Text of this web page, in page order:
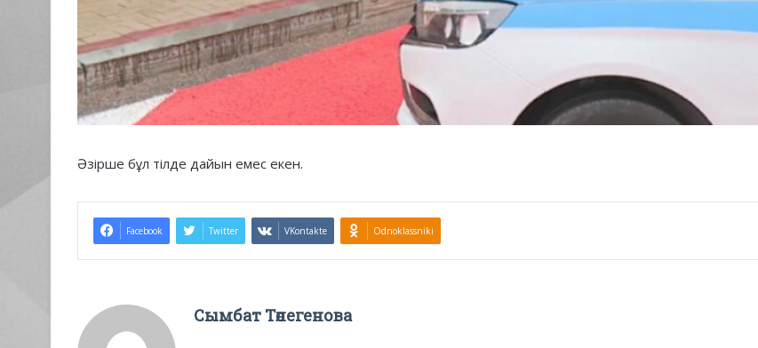
Әзірше бұл тілде дайын емес екен.
Facebook Twitter VKontakte Odnoklassniki
Сымбат Төлегенова